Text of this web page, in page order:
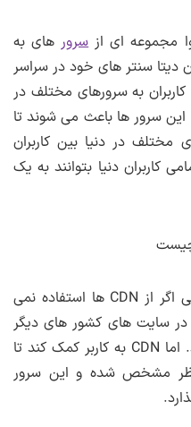
سرور های به
دیتا سنتر های خود در سراسر
به سرورهای مختلف در
سرور ها باعث می شوند تا
در دنیا بین کاربران
دنیا بتوانند به یک
با توجه به فاصله ی زمانی و مکانی اگر از CDN ها استفاده نمی
سایت های کشور های دیگر
باید وقت زیادی را صرف می کردند. اما CDN به کاربر کمک کند تا
نظر مشخص شده و این سرور